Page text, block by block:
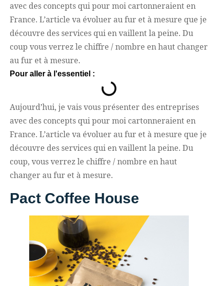
avec des concepts qui pour moi cartonneraient en
France. L’article va évoluer au fur et à mesure que je
découvre des services qui en vaillent la peine. Du
coup vous verrez le chiffre / nombre en haut changer
au fur et à mesure.
Pour aller à l'essentiel :
Aujourd’hui, je vais vous présenter des entreprises
avec des concepts qui pour moi cartonneraient en
France. L’article va évoluer au fur et à mesure que je
découvre des services qui en vaillent la peine. Du
coup, vous verrez le chiffre / nombre en haut
changer au fur et à mesure.
Pact Coffee House